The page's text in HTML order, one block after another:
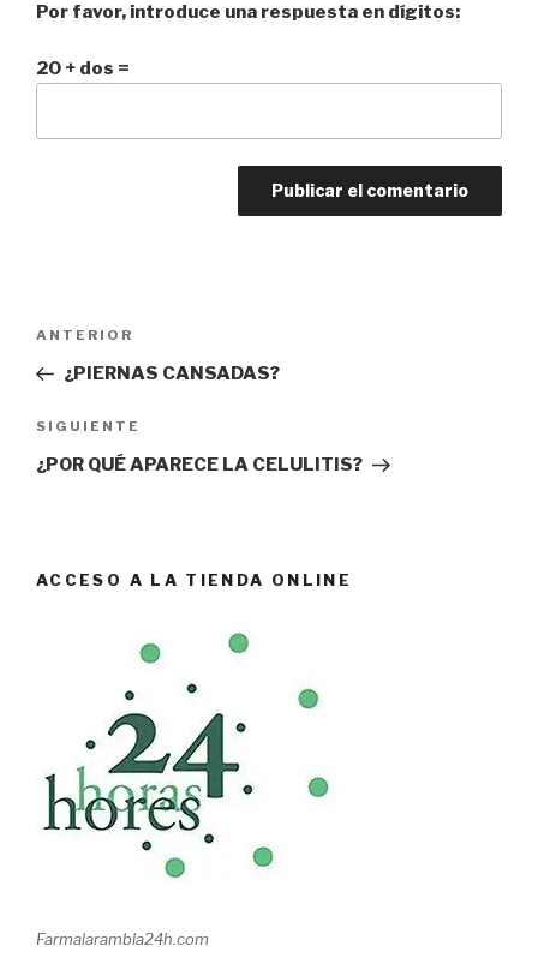
Por favor, introduce una respuesta en dígitos:
20 + dos =
Navegación
entradas
Entrada
anterior:
ANTERIOR
¿PIERNAS CANSADAS?
Siguiente
entrada
SIGUIENTE
¿POR QUÉ APARECE LA CELULITIS?
ACCESO A LA TIENDA ONLINE
Farmalarambla24h.com